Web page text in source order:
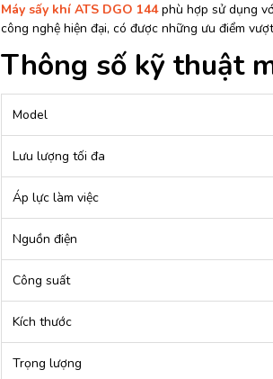
Máy sấy khí ATS DGO 144phù hợp sử dụng
công nghệ hiện đại, có được những ưu điểm
Thông số kỹ thuật
Model
Lưu lượng tối đa
Áp lực làm việc
Nguồn điện
Công suất
Kích thước
Trọng lượng